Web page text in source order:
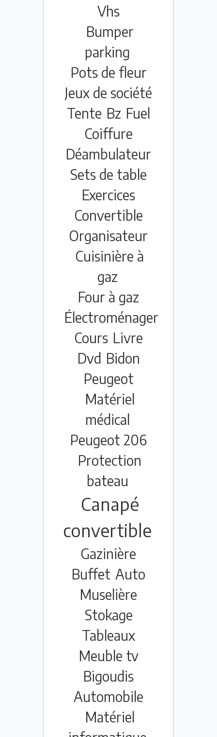
Vhs
Bumper
parking
Pots de fleur
Jeux de société
Tente Bz Fuel
Coiffure
Déambulateur
Sets de table
Exercices
Convertible
Organisateur
Cuisinière à
gaz
Four à gaz
Électroménager
Cours Livre
Dvd Bidon
Peugeot
Matériel
médical
Peugeot 206
Protection
bateau
Canapé
convertible
Gazinière
Buffet Auto
Muselière
Stokage
Tableaux
Meuble tv
Bigoudis
Automobile
Matériel